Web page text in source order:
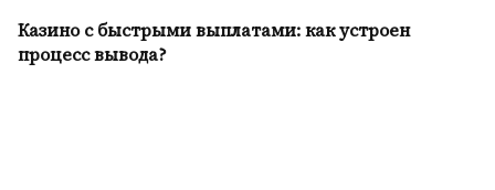
Казино с быстрыми выплатами: как устроен
процесс вывода?